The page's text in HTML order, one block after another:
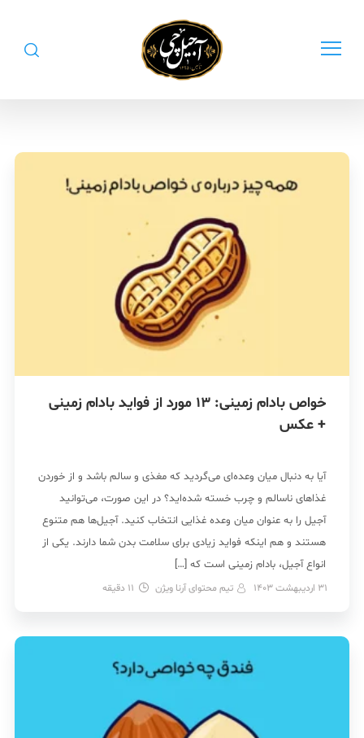
خواص بادام زمینی: 13 مورد از فواید بادام زمینی
+ عکس
آیا به دنبال میان وعده‌ای می‌گردید که مغذی و سالم باشد و از خوردن
غذاهای ناسالم و چرب خسته شده‌اید؟ در این صورت، می‌توانید
آجیل را به عنوان میان وعده غذایی انتخاب کنید. آجیل‌ها هم متنوع
هستند و هم اینکه فواید زیادی برای سلامت بدن شما دارند. یکی از
انواع آجیل، بادام زمینی است که […]
31 اردیبهشت 1403 تیم محتوای آرنا ویژن 11 دقیقه